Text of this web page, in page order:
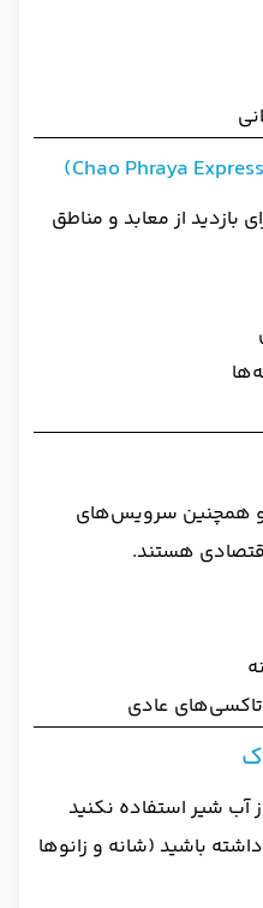
بازدید از معابد و مناطق
و همچنین سرویس‌های
تاکسی‌های عادی
شیر استفاده نکنید
باشید (شانه و زانوها